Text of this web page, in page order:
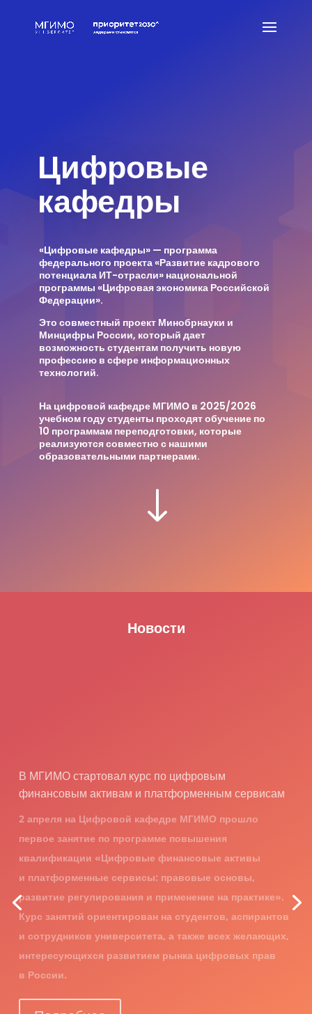
Цифровые
кафедры
«Цифровые кафедры» — программа
федерального проекта «Развитие кадрового
потенциала ИТ-отрасли» национальной
программы «Цифровая экономика Российской
Федерации».
Это совместный проект Минобрнауки и
Минцифры России, который дает
возможность студентам получить новую
профессию в сфере информационных
технологий.
На цифровой кафедре МГИМО в 2025/2026
учебном году студенты проходят обучение по
10 программам переподготовки, которые
реализуются совместно с нашими
образовательными партнерами.
"
Новости
Тьюторы Цифровой кафедры МГИМО открыли
интенсив для студентов Университетского колледжа
31 марта в Университетском колледже МГИМО начался
образовательный интенсив «Управление новой
цифровой реальностью: цифровая грамотность,
алгоритмическое мышление и цифровые продукты»,
подготовленный тьюторами Цифровой кафедры
МГИМО.
Подробнее